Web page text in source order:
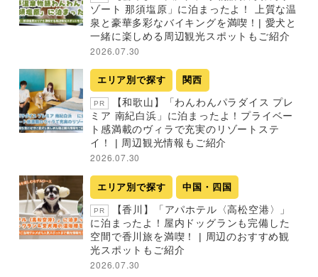
ゾート 那須塩原」に泊まったよ！ 上質な温
泉と豪華多彩なバイキングを満喫！| 愛犬と
一緒に楽しめる周辺観光スポットもご紹介
2026.07.30
エリア別で探す 関西
PR
【和歌山】「わんわんパラダイス プレ
ミア 南紀白浜」に泊まったよ！プライベー
ト感満載のヴィラで充実のリゾートステ
イ！ | 周辺観光情報もご紹介
2026.07.30
エリア別で探す 中国・四国
PR
【香川】「アパホテル〈高松空港〉」
に泊まったよ！屋内ドッグランも完備した
空間で香川旅を満喫！ | 周辺のおすすめ観
光スポットもご紹介
2026.07.30